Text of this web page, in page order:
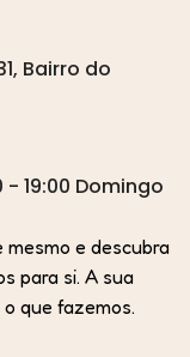
Bairro do
- 19:00 Domingo
e descubra
para si. A sua
que fazemos.